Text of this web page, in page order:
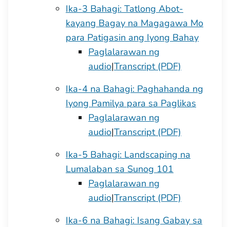
Ika-3 Bahagi: Tatlong Abot-
kayang Bagay na Magagawa Mo
para Patigasin ang Iyong Bahay
Paglalarawan ng
audio|Transcript (PDF)
Ika-4 na Bahagi: Paghahanda ng
Iyong Pamilya para sa Paglikas
Paglalarawan ng
audio|Transcript (PDF)
Ika-5 Bahagi: Landscaping na
Lumalaban sa Sunog 101
Paglalarawan ng
audio|Transcript (PDF)
Ika-6 na Bahagi: Isang Gabay sa